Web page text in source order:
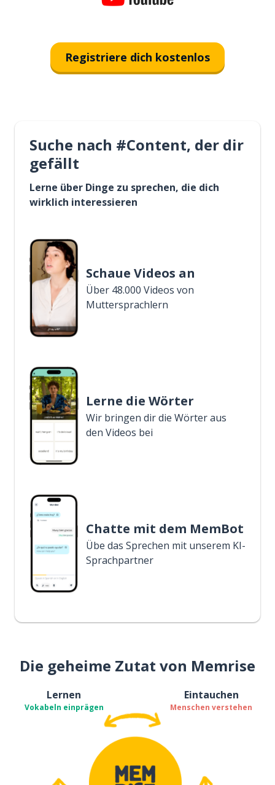
Registriere dich kostenlos
Suche nach #Content, der dir
gefällt
Lerne über Dinge zu sprechen, die dich
wirklich interessieren
Schaue Videos an
Über 48.000 Videos von
Muttersprachlern
Lerne die Wörter
Wir bringen dir die Wörter aus
den Videos bei
Chatte mit dem MemBot
Übe das Sprechen mit unserem KI-
Sprachpartner
Die geheime Zutat von Memrise
Lernen
Vokabeln einprägen
Eintauchen
Menschen verstehen